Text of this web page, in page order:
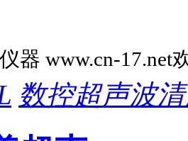
器 www.cn-17.net
数控超声波